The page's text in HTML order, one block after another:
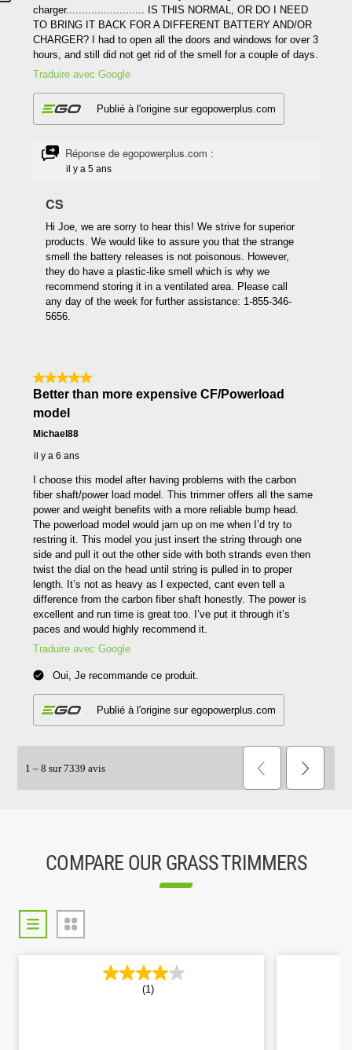
COMPARE OUR GRASS TRIMMERS
(1)